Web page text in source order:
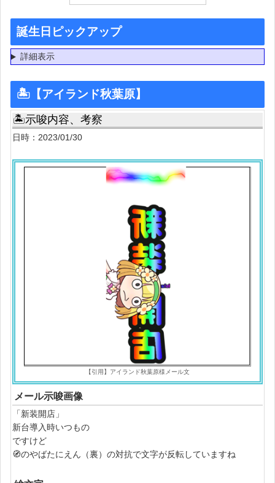
誕生日ピックアップ
詳細表示
🏝【アイランド秋葉原】
🏝示唆内容、考察
日時：2023/01/30
【引用】アイランド秋葉原様メール文
メール示唆画像
「新装開店」
新台導入時いつもの
ですけど
🧭のやばたにえん（裏）の対抗で文字が反転していますね